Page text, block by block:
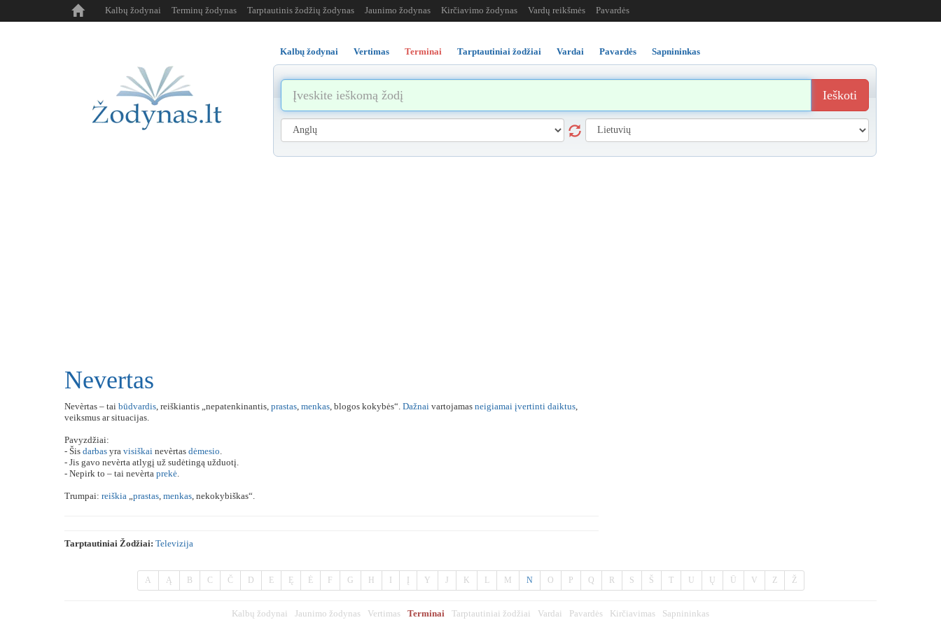
Kalbų žodynai Terminų žodynas Tarptautinis žodžių žodynas Jaunimo žodynas Kirčiavimo žodynas Vardų reikšmės Pavardės
Kalbų žodynai Vertimas Terminai Tarptautiniai žodžiai Vardai Pavardės Sapnininkas
Ieškoti
Nevertas
Nevèrtas – tai būdvardis, reiškiantis „nepatenkinantis, prastas, menkas, blogos kokybės“. Dažnai vartojamas neigiamai įvertinti daiktus,
veiksmus ar situacijas.
Pavyzdžiai:
- Šis darbas yra visiškai nevèrtas dėmesio.
- Jis gavo nevèrta atlygį už sudėtingą užduotį.
- Nepirk to – tai nevèrta prekė.
Trumpai: reiškia „prastas, menkas, nekokybiškas“.
Tarptautiniai Žodžiai: Televizija
A Ą B C Č D E Ę Ė F G H Y J K L M N O P Q R S Š T U Ų Ū V Z Ž
Kalbų žodynai Jaunimo žodynas Vertimas Terminai Tarptautiniai žodžiai Vardai Pavardės Kirčiavimas
Sapnininkas